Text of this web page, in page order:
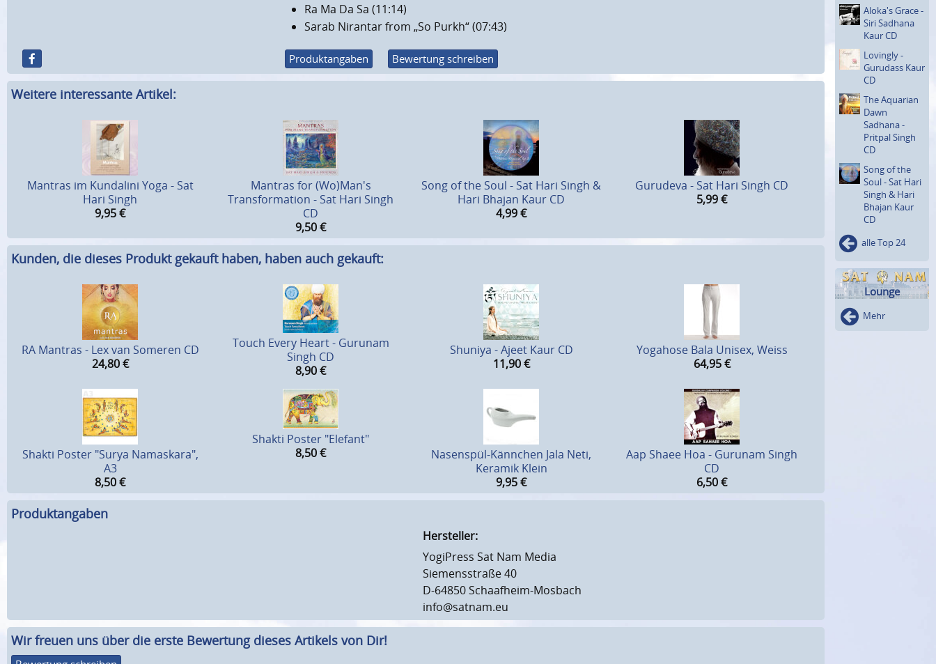
Ra Ma Da Sa (11:14)
Sarab Nirantar from „So Purkh“ (07:43)
Produktangaben Bewertung schreiben
Weitere interessante Artikel:
Mantras im Kundalini Yoga - Sat
Hari Singh
9,95€
Mantras for (Wo)Man's
Transformation - Sat Hari Singh
CD
9,50€
Song of the Soul - Sat Hari Singh &
Hari Bhajan Kaur CD
4,99€
Gurudeva - Sat Hari Singh CD
5,99€
Kunden, die dieses Produkt gekauft haben, haben auch gekauft:
RA Mantras - Lex van Someren CD
24,80 €
Touch Every Heart - Gurunam
Singh CD
8,90€
Shuniya - Ajeet Kaur CD
11,90 €
Yogahose Bala Unisex, Weiss
64,95 €
Shakti Poster "Surya Namaskara",
A3
8,50€
Shakti Poster "Elefant"
8,50€
Nasenspül-Kännchen Jala Neti,
Keramik Klein
9,95€
Aap Shaee Hoa - Gurunam Singh
CD
6,50€
Produktangaben
Hersteller:
YogiPress Sat Nam Media
Siemensstraße 40
D-64850 Schaafheim-Mosbach
info@satnam.eu
Wir freuen uns über die erste Bewertung dieses Artikels von Dir!
Aloka's Grace -
Siri Sadhana
Kaur CD
Lovingly -
Gurudass Kaur
CD
The Aquarian
Dawn
Sadhana -
Pritpal Singh
CD
Song of the
Soul - Sat Hari
Singh & Hari
Bhajan Kaur
CD
alle Top 24
Lounge
Mehr